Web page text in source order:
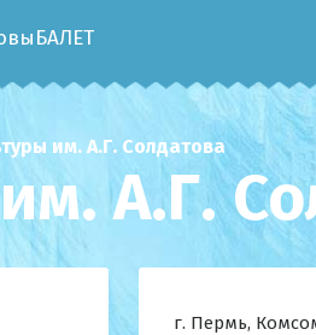
БАЛЕТ
им. А.Г. Солдатова
А.Г.
г. Пермь,